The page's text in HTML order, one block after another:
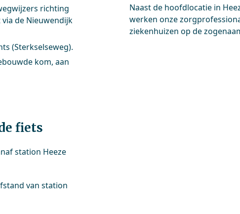
richting
de Nieuwendijk
(Sterkselseweg).
kom, aan
Naast de hoofdlocatie in
werken onze
ziekenhuizen op de
fiets
station Heeze
van station